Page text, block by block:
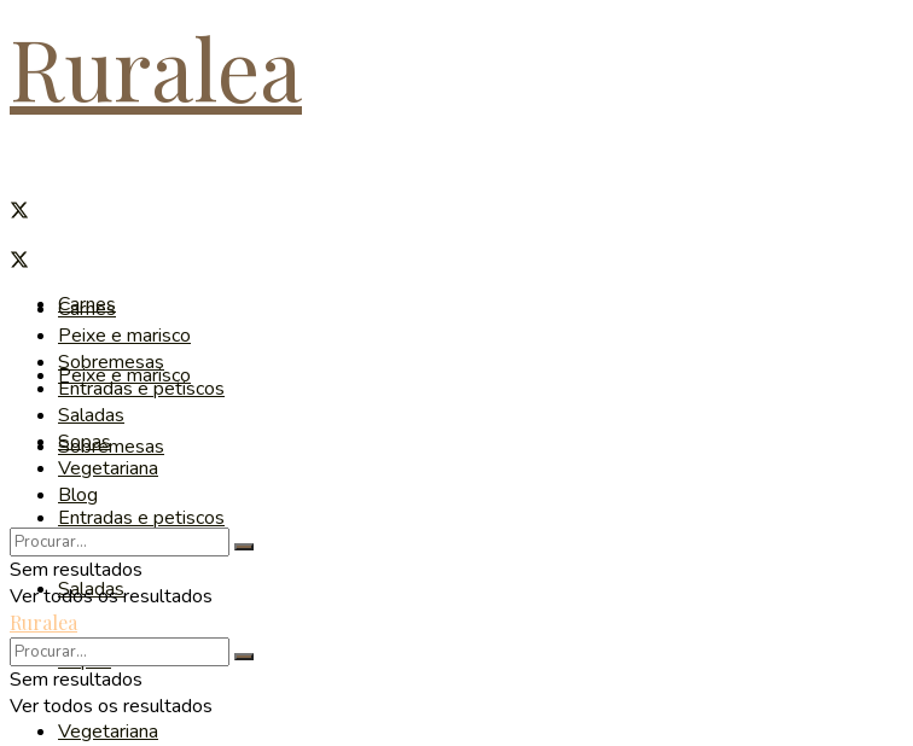
Ruralea
Carnes
Peixe e marisco
Sobremesas
Entradas e petiscos
Saladas
Sopas
Vegetariana
Carnes
Peixe e marisco
Sobremesas
Entradas e petiscos
Saladas
Sopas
Vegetariana
Blog
Sem resultados
Ver todos os resultados
Ruralea
Sem resultados
Ver todos os resultados